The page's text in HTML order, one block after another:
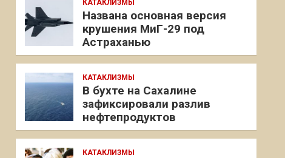
КАТАКЛИЗМЫ
Названа основная версия
крушения МиГ-29 под
Астраханью
КАТАКЛИЗМЫ
В бухте на Сахалине
зафиксировали разлив
нефтепродуктов
КАТАКЛИЗМЫ